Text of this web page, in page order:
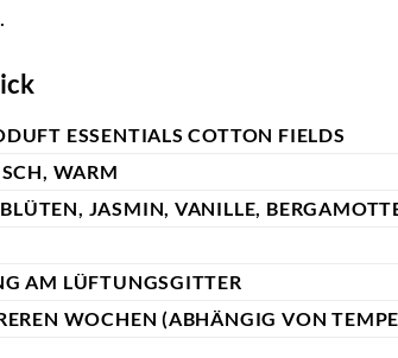
ESSENTIALS COTTON FIELDS
WARM
JASMIN, VANILLE,
AM LÜFTUNGSGITTER
WOCHEN (ABHÄNGIG VON